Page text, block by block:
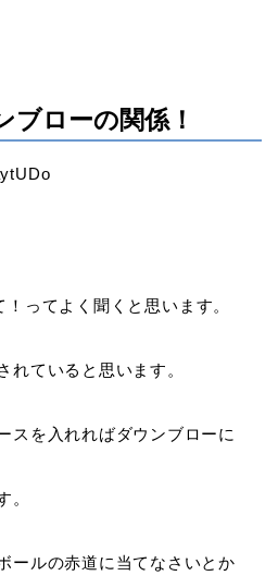
ブローの関係！
！ってよく聞くと思います。
れていると思います。
スを入れればダウンブローに
。
ールの赤道に当てなさいとか